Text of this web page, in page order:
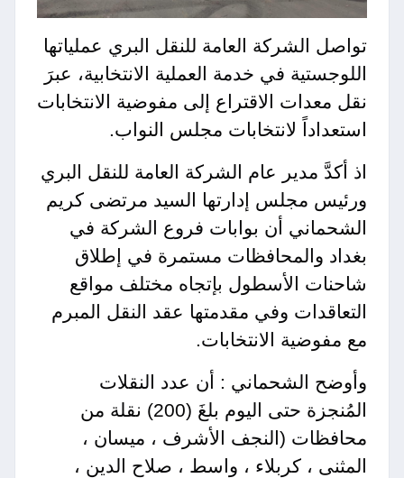
تواصل الشركة العامة للنقل البري عملياتها
اللوجستية في خدمة العملية الانتخابية، عبرَ
نقل معدات الاقتراع إلى مفوضية الانتخابات
استعداداً لانتخابات مجلس النواب.
اذ أكدَّ مدير عام الشركة العامة للنقل البري
ورئيس مجلس إدارتها السيد مرتضى كريم
الشحماني أن بوابات فروع الشركة في
بغداد والمحافظات مستمرة في إطلاق
شاحنات الأسطول بإتجاه مختلف مواقع
التعاقدات وفي مقدمتها عقد النقل المبرم
مع مفوضية الانتخابات.
وأوضح الشحماني : أن عدد النقلات
المُنجزة حتى اليوم بلغَ (200) نقلة من
محافظات (النجف الأشرف ، ميسان ،
المثنى ، كربلاء ، واسط ، صلاح الدين ،